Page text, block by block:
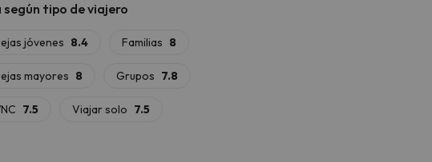
del año.
el senderismo, explora laRuta de la Marmota
Estany de Sant Maurici
. Y si te apasiona la historia, el
visita imprescindible.